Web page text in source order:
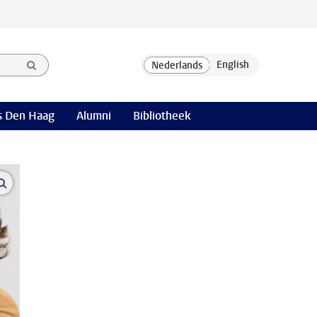
Den Haag Alumni Bibliotheek
open modal